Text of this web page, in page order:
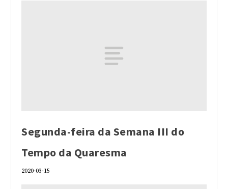
Segunda-feira da Semana III do
Tempo da Quaresma
2020-03-15